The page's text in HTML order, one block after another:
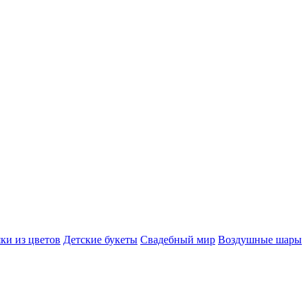
из цветов Детские букеты Свадебный мир Воздушные шары